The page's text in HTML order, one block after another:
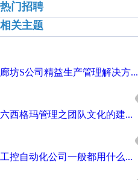
热门招聘
相关主题
廊坊S公司精益生产管理解决方...
六西格玛管理之团队文化的建...
工控自动化公司一般都用什么...